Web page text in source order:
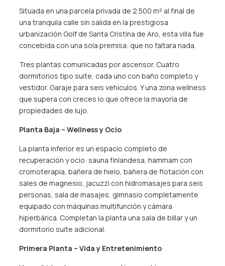
Situada en una parcela privada de 2.500 m² al final de
una tranquila calle sin salida en la prestigiosa
urbanización Golf de Santa Cristina de Aro, esta villa fue
concebida con una sola premisa: que no faltara nada.
Tres plantas comunicadas por ascensor. Cuatro
dormitorios tipo suite, cada uno con baño completo y
vestidor. Garaje para seis vehículos. Y una zona wellness
que supera con creces lo que ofrece la mayoría de
propiedades de lujo.
Planta Baja – Wellness y Ocio
La planta inferior es un espacio completo de
recuperación y ocio: sauna finlandesa, hammam con
cromoterapia, bañera de hielo, bañera de flotación con
sales de magnesio, jacuzzi con hidromasajes para seis
personas, sala de masajes, gimnasio completamente
equipado con máquinas multifunción y cámara
hiperbárica. Completan la planta una sala de billar y un
dormitorio suite adicional.
Primera Planta – Vida y Entretenimiento